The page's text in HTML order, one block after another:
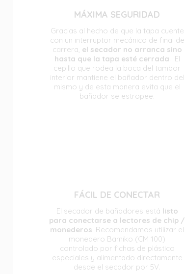
MÁXIMA SEGURIDAD
Gracias al hecho de que la tapa cuente
con un interruptor mecánico de final de
carrera, el secador no arranca sino
hasta que la tapa esté cerrada. El
cepillo que rodea la boca del tambor
interior mantiene el bañador dentro del
mismo y de esta manera evita que el
bañador se estropee.
FÁCIL DE CONECTAR
El secador de bañadores está listo
para conectarse a lectores de chip /
monederos. Recomendamos utilizar el
monedero Bamiko (CM 100)
controlado por fichas de plástico
especiales y alimentado directamente
desde el secador por 5V.